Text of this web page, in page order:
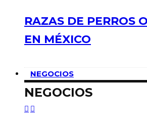
RAZAS DE PERROS
EN MÉXICO
NEGOCIOS
NEGOCIOS